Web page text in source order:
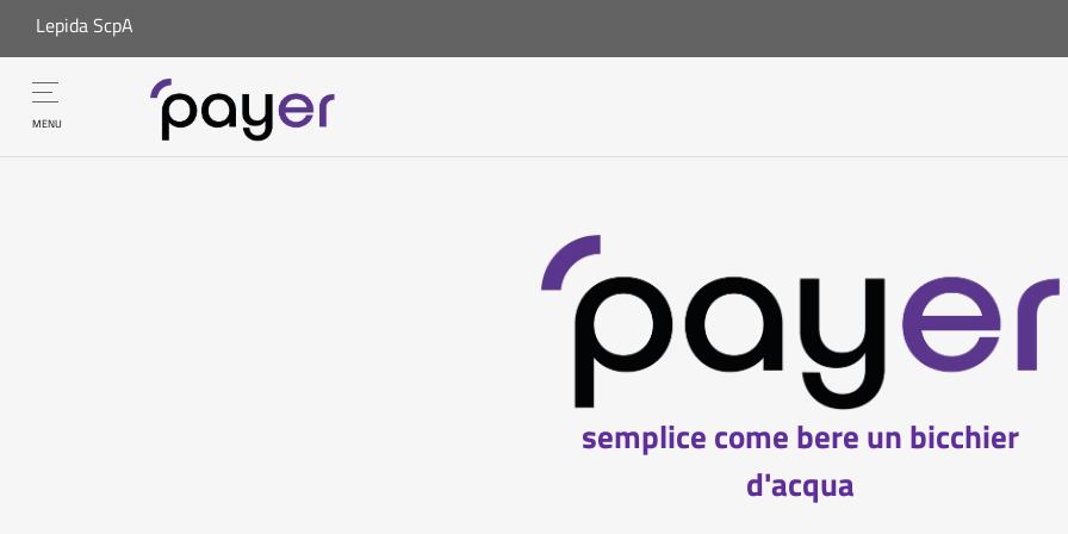
Lepida ScpA
MENU
semplice come bere un bicchier
d'acqua